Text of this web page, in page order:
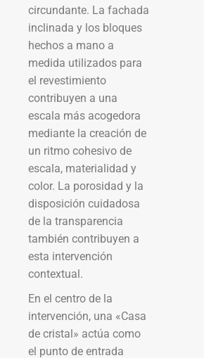
circundante. La fachada
inclinada y los bloques
hechos a mano a
medida utilizados para
el revestimiento
contribuyen a una
escala más acogedora
mediante la creación de
un ritmo cohesivo de
escala, materialidad y
color. La porosidad y la
disposición cuidadosa
de la transparencia
también contribuyen a
esta intervención
contextual.
En el centro de la
intervención, una «Casa
de cristal» actúa como
el punto de entrada